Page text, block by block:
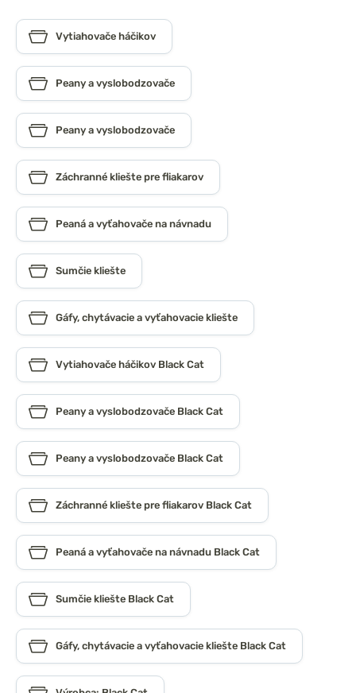
Vytiahovače háčikov
Peany a vyslobodzovače
Peany a vyslobodzovače
Záchranné kliešte pre fliakarov
Peaná a vyťahovače na návnadu
Sumčie kliešte
Gáfy, chytávacie a vyťahovacie kliešte
Vytiahovače háčikov Black Cat
Peany a vyslobodzovače Black Cat
Peany a vyslobodzovače Black Cat
Záchranné kliešte pre fliakarov Black Cat
Peaná a vyťahovače na návnadu Black Cat
Sumčie kliešte Black Cat
Gáfy, chytávacie a vyťahovacie kliešte Black Cat